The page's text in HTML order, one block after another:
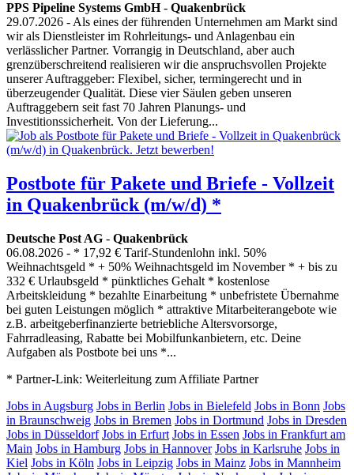
PPS Pipeline Systems GmbH- Quakenbrück
29.07.2026 - Als eines der führenden Unternehmen am Markt sind
wir als Dienstleister im Rohrleitungs- und Anlagenbau ein
verlässlicher Partner. Vorrangig in Deutschland, aber auch
grenzüberschreitend realisieren wir die anspruchsvollen Projekte
unserer Auftraggeber: Flexibel, sicher, termingerecht und in
überzeugender Qualität. Diese vier Säulen geben unseren
Auftraggebern seit fast 70 Jahren Planungs- und
Investitionssicherheit. Von der Lieferung...
Postbote für Pakete und Briefe - Vollzeit
in Quakenbrück (m/w/d) *
Deutsche Post AG - Quakenbrück
06.08.2026 - * 17,92 € Tarif-Stundenlohn inkl. 50%
Weihnachtsgeld * + 50% Weihnachtsgeld im November * + bis zu
332 € Urlaubsgeld * pünktliches Gehalt * kostenlose
Arbeitskleidung * bezahlte Einarbeitung * unbefristete Übernahme
bei guten Leistungen möglich * attraktive Mitarbeiterangebote wie
z.B. arbeitgeberfinanzierte betriebliche Altersvorsorge,
Fahrradleasing, Rabatte bei Mobilfunkanbietern, etc. Deine
Aufgaben als Postbote bei uns *...
* Partner-Link: Weiterleitung zum Affiliate Partner
Jobs in Augsburg Jobs in Berlin Jobs in Bielefeld Jobs in Bonn Jobs
in Braunschweig Jobs in Bremen Jobs in Dortmund Jobs in Dresden
Jobs in Düsseldorf Jobs in Erfurt Jobs in Essen Jobs in Frankfurt am
Main Jobs in Hamburg Jobs in Hannover Jobs in Karlsruhe Jobs in
Kiel Jobs in Köln Jobs in Leipzig Jobs in Mainz Jobs in Mannheim